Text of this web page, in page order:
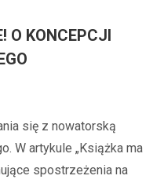
O KONCEPCJI
się z nowatorską
W artykule „Książka ma
spostrzeżenia na